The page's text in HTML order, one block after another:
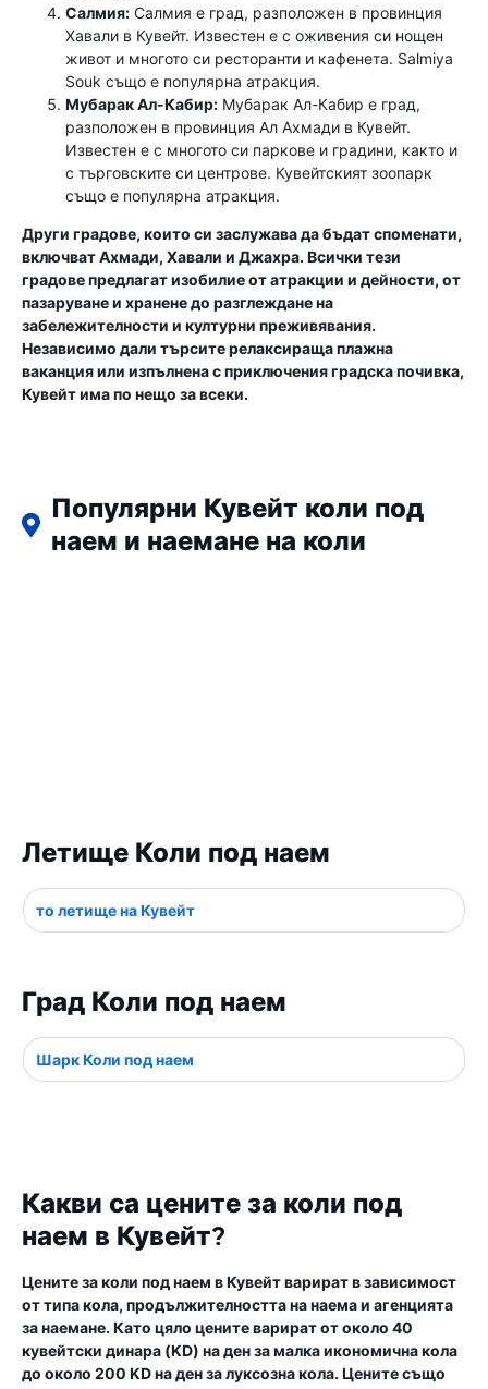
Салмия: Салмия е град, разположен в провинция
Хавали в Кувейт. Известен е с оживения си нощен
живот и многото си ресторанти и кафенета. Salmiya
Souk също е популярна атракция.
Мубарак Ал-Кабир: Мубарак Ал-Кабир е град,
разположен в провинция Ал Ахмади в Кувейт.
Известен е с многото си паркове и градини, както и
с търговските си центрове. Кувейтският зоопарк
също е популярна атракция.
Други градове, които си заслужава да бъдат споменати,
включват Ахмади, Хавали и Джахра. Всички тези
градове предлагат изобилие от атракции и дейности, от
пазаруване и хранене до разглеждане на
забележителности и културни преживявания.
Независимо дали търсите релаксираща плажна
ваканция или изпълнена с приключения градска почивка,
Кувейт има по нещо за всеки.
Популярни Кувейт коли под
наем и наемане на коли
Летище Коли под наем
то летище на Кувейт
Град Коли под наем
Шарк Коли под наем
Какви са цените за коли под
наем в Кувейт?
Цените за коли под наем в Кувейт варират в зависимост
от типа кола, продължителността на наема и агенцията
за наемане. Като цяло цените варират от около 40
кувейтски динара (KD) на ден за малка икономична кола
до около 200 KD на ден за луксозна кола. Цените също